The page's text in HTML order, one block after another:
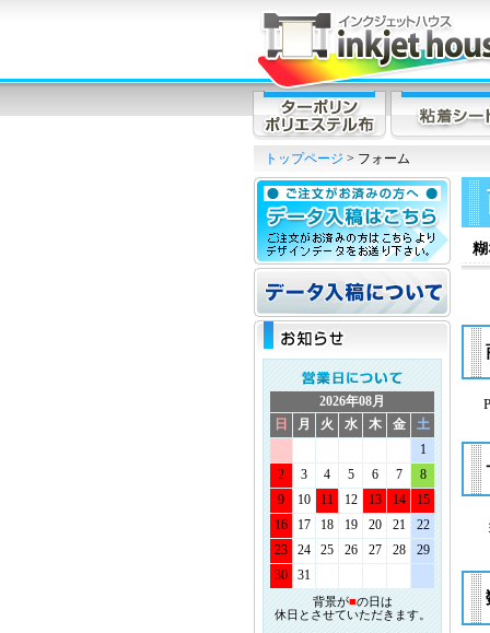
トップページ > フォーム
2026年08月
日
月 火 水 木 金
土
1
2
3 4 5 6 7
8
9
10 11 12 13 14
15
16
17 18 19 20 21
22
23
24 25 26 27 28
29
30
31
背景が■の日は
休日とさせていただきます。